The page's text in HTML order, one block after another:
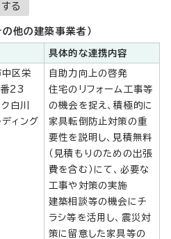
る
他の建築事業者）
具体的な連携内容
区栄
23
白川
ィング
自助力向上の啓発
住宅のリフォーム工事等
の機会を捉え、積極的に
家具転倒防止対策の重
要性を説明し、見積無料
（見積もりのための出張
費を含む）にて、必要な
工事や対策の実施
建築相談等の機会にチ
ラシ等を活用し、震災対
策に留意した家具等の